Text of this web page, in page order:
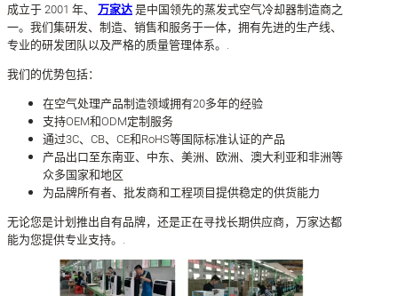
成立于 2001 年、 万家达是中国领先的蒸发式空气冷却器制造商之
一。我们集研发、制造、销售和服务于一体，拥有先进的生产线、
专业的研发团队以及严格的质量管理体系。.
我们的优势包括：
在空气处理产品制造领域拥有20多年的经验
支持OEM和ODM定制服务
通过3C、CB、CE和RoHS等国际标准认证的产品
产品出口至东南亚、中东、美洲、欧洲、澳大利亚和非洲等
众多国家和地区
为品牌所有者、批发商和工程项目提供稳定的供货能力
无论您是计划推出自有品牌，还是正在寻找长期供应商，万家达都
能为您提供专业支持。.